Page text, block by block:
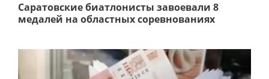
Саратовские биатлонисты завоевали 8
медалей на областных соревнованиях